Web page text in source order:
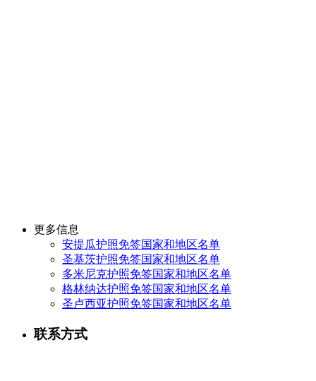
更多信息
安提瓜护照免签国家和地区名单
圣基茨护照免签国家和地区名单
多米尼克护照免签国家和地区名单
格林纳达护照免签国家和地区名单
圣卢西亚护照免签国家和地区名单
联系方式